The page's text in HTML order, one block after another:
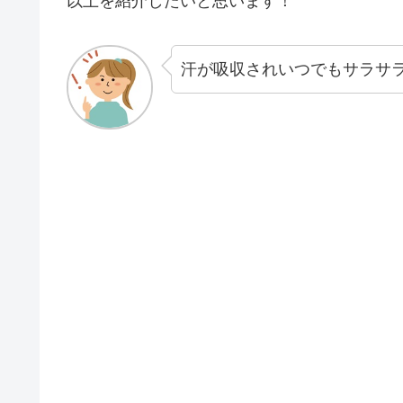
汗が吸収されいつでもサラサ